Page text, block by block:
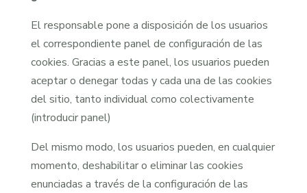
El responsable pone a disposición de los usuarios
el correspondiente panel de configuración de las
cookies. Gracias a este panel, los usuarios pueden
aceptar o denegar todas y cada una de las cookies
del sitio, tanto individual como colectivamente
(introducir panel)
Del mismo modo, los usuarios pueden, en cualquier
momento, deshabilitar o eliminar las cookies
enunciadas a través de la configuración de las